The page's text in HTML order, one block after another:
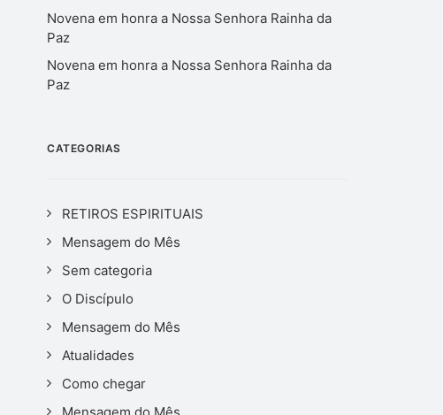
Novena em honra a Nossa Senhora Rainha da
Paz
Novena em honra a Nossa Senhora Rainha da
Paz
CATEGORIAS
RETIROS ESPIRITUAIS
Mensagem do Mês
Sem categoria
O Discípulo
Mensagem do Mês
Atualidades
Como chegar